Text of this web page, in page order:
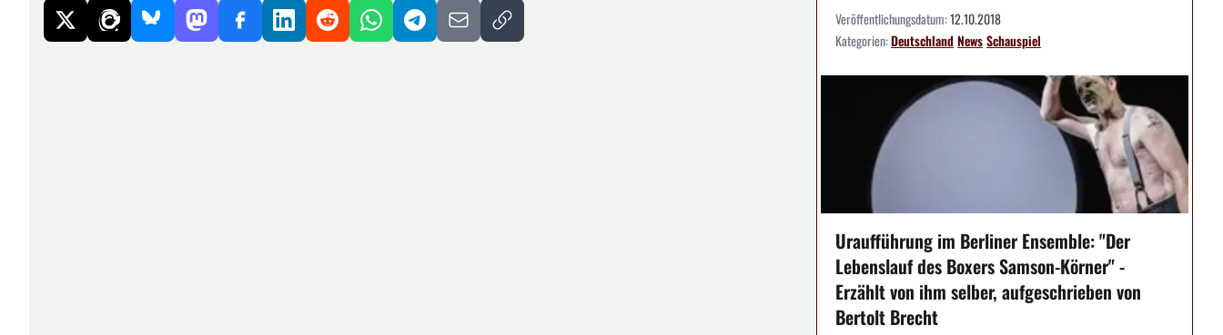
Veröffentlichungsdatum:12.10.2018
Kategorien:DeutschlandNewsSchauspiel
Uraufführung im Berliner Ensemble: "Der
Lebenslauf des Boxers Samson-Körner" -
Erzählt von ihm selber, aufgeschrieben von
Bertolt Brecht